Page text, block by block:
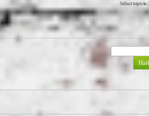
Забыл пароль